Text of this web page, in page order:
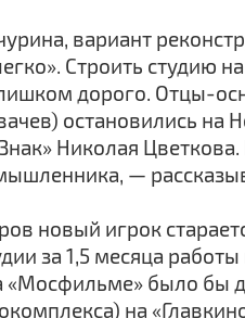
вариант
Строить студию
дорого. Отцы-
остановились
Николая
—
новый игрок
за 1,5 месяца
было бы
на